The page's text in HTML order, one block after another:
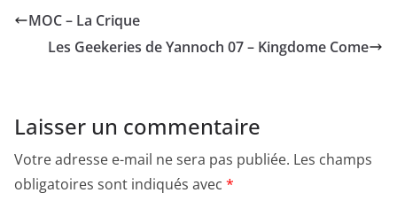
MOC – La Crique
Les Geekeries de Yannoch 07 – Kingdome Come
Laisser un commentaire
Votre adresse e-mail ne sera pas publiée. Les champs
obligatoires sont indiqués avec *